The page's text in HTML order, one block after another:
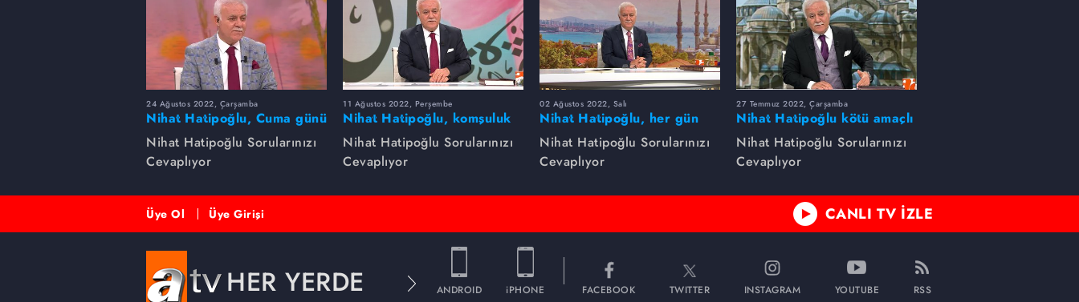
24 Ağustos 2022, Çarşamba
Nihat Hatipoğlu, Cuma günü
yapılması sünnet olan
davranışları anlatıyor...
Nihat Hatipoğlu Sorularınızı
Cevaplıyor
11 Ağustos 2022, Perşembe
Nihat Hatipoğlu, komşuluk
haklarını anlatıyor.
Nihat Hatipoğlu Sorularınızı
Cevaplıyor
02 Ağustos 2022, Salı
Nihat Hatipoğlu, her gün
yapılması tavsiye edilenleri
anlatıyor...
Nihat Hatipoğlu Sorularınızı
Cevaplıyor
27 Temmuz 2022, Çarşamba
Nihat Hatipoğlu kötü amaçlı
muskanın niçin yapıldığını
anlatıyor...
Nihat Hatipoğlu Sorularınızı
Cevaplıyor
Üye Ol Üye Girişi CANLI TV İZLE
HER YERDE ANDROID iPHONE FACEBOOK TWITTER INSTAGRAM YOUTUBE RSS